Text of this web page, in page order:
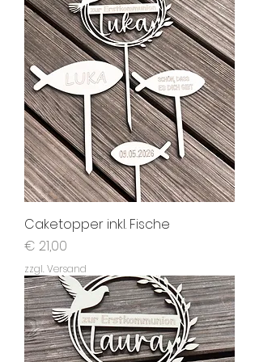
Caketopper inkl. Fische
Preis
€ 21,00
zzgl. Versand